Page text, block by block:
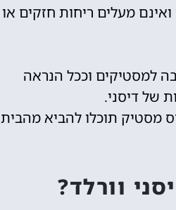
מעלים ריחות חזקים או
למסטיקים וככל הנראה
של דיסני.
מסטיק תוכלו להביא מהבית
וורלד?